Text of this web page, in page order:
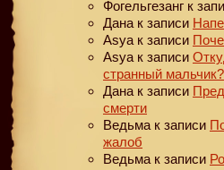
Фогельгезанг к
Дана к записи
Asya к записи
Asya к записи
странный мальчик?
Дана к записи
смерти
Ведьма к записи
жалоб
Ведьма к записи